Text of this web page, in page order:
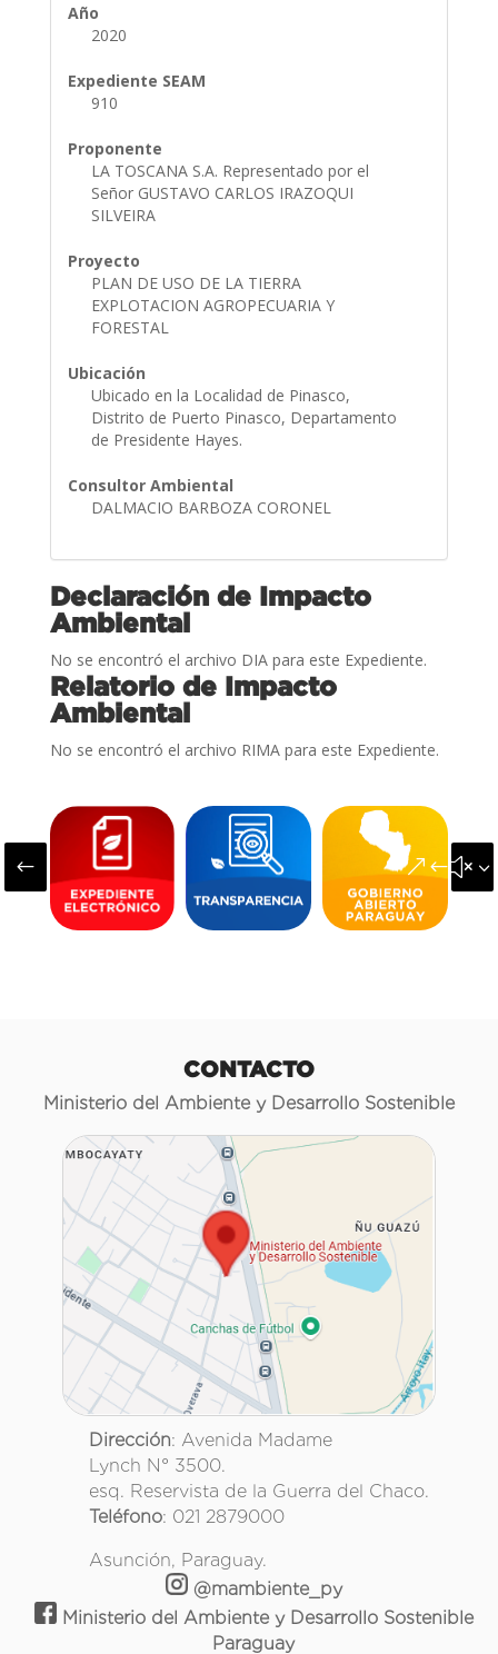
Año
2020
Expediente SEAM
910
Proponente
LA TOSCANA S.A. Representado por el
Señor GUSTAVO CARLOS IRAZOQUI
SILVEIRA
Proyecto
PLAN DE USO DE LA TIERRA
EXPLOTACION AGROPECUARIA Y
FORESTAL
Ubicación
Ubicado en la Localidad de Pinasco,
Distrito de Puerto Pinasco, Departamento
de Presidente Hayes.
Consultor Ambiental
DALMACIO BARBOZA CORONEL
Declaración de Impacto
Ambiental
No se encontró el archivo DIA para este Expediente.
Relatorio de Impacto
Ambiental
No se encontró el archivo RIMA para este Expediente.
#
CONTACTO
Ministerio del Ambiente y Desarrollo Sostenible
Dirección: Avenida Madame
Lynch N° 3500.
esq. Reservista de la Guerra del Chaco.
Teléfono: 021 2879000
Asunción, Paraguay.
@mambiente_py
Ministerio del Ambiente y Desarrollo Sostenible
Paraguay